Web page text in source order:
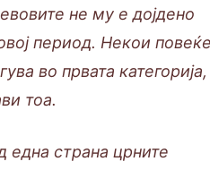
не му е дојдено
период. Некои повеќе
во првата категорија,
тоа.
една страна црните